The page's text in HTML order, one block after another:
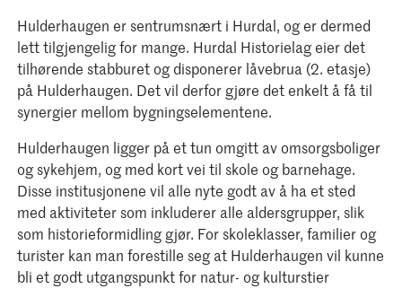
Hulderhaugen er sentrumsnært i Hurdal, og er dermed
lett tilgjengelig for mange. Hurdal Historielag eier det
tilhørende stabburet og disponerer låvebrua (2. etasje)
på Hulderhaugen. Det vil derfor gjøre det enkelt å få til
synergier mellom bygningselementene.
Hulderhaugen ligger på et tun omgitt av omsorgsboliger
og sykehjem, og med kort vei til skole og barnehage.
Disse institusjonene vil alle nyte godt av å ha et sted
med aktiviteter som inkluderer alle aldersgrupper, slik
som historieformidling gjør. For skoleklasser, familier og
turister kan man forestille seg at Hulderhaugen vil kunne
bli et godt utgangspunkt for natur- og kulturstier